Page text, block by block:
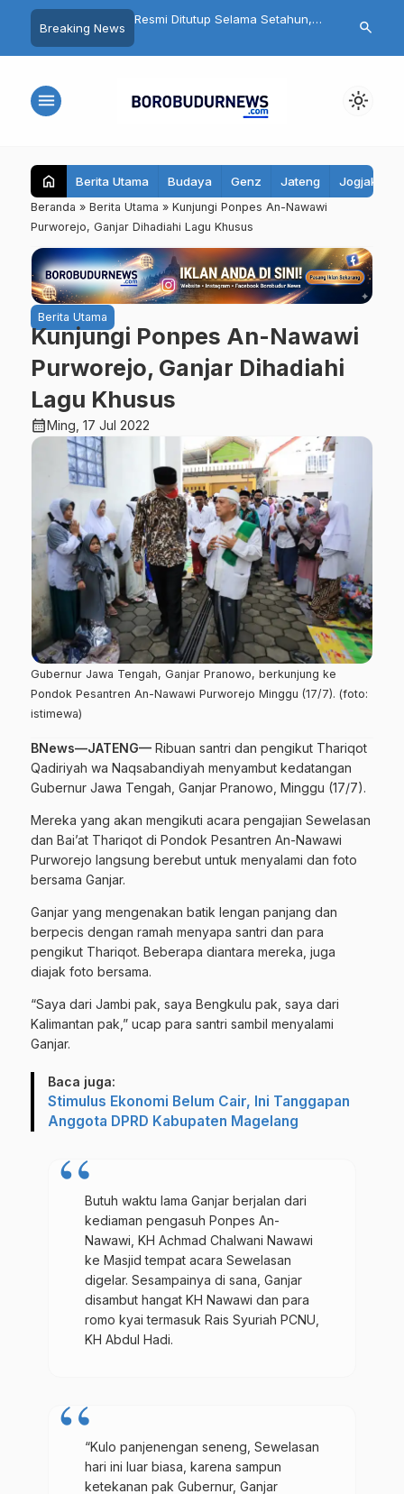
Breaking News
Akan Dipugar
Atap Lagi
Fantastis! Program Belonjo
Juta, Bupati Magelang Bidik
Terungkap!
Pilgub 2029,
search
menu light_mode
home Berita Utama Budaya Genz Jateng Jogjakarta
Beranda » Berita Utama » Kunjungi Ponpes An-Nawawi
Purworejo, Ganjar Dihadiahi Lagu Khusus
Berita Utama
Kunjungi Ponpes An-Nawawi
Purworejo, Ganjar Dihadiahi
Lagu Khusus
calendar_monthMing, 17 Jul 2022
Gubernur Jawa Tengah, Ganjar Pranowo, berkunjung ke
Pondok Pesantren An-Nawawi Purworejo Minggu (17/7). (foto:
istimewa)
BNews—JATENG— Ribuan santri dan pengikut Thariqot
Qadiriyah wa Naqsabandiyah menyambut kedatangan
Gubernur Jawa Tengah, Ganjar Pranowo, Minggu (17/7).
Mereka yang akan mengikuti acara pengajian Sewelasan
dan Bai’at Thariqot di Pondok Pesantren An-Nawawi
Purworejo langsung berebut untuk menyalami dan foto
bersama Ganjar.
Ganjar yang mengenakan batik lengan panjang dan
berpecis dengan ramah menyapa santri dan para
pengikut Thariqot. Beberapa diantara mereka, juga
diajak foto bersama.
“Saya dari Jambi pak, saya Bengkulu pak, saya dari
Kalimantan pak,” ucap para santri sambil menyalami
Ganjar.
Baca juga:
Stimulus Ekonomi Belum Cair, Ini Tanggapan
Anggota DPRD Kabupaten Magelang
Butuh waktu lama Ganjar berjalan dari
kediaman pengasuh Ponpes An-
Nawawi, KH Achmad Chalwani Nawawi
ke Masjid tempat acara Sewelasan
digelar. Sesampainya di sana, Ganjar
disambut hangat KH Nawawi dan para
romo kyai termasuk Rais Syuriah PCNU,
KH Abdul Hadi.
“Kulo panjenengan seneng, Sewelasan
hari ini luar biasa, karena sampun
ketekanan pak Gubernur, Ganjar